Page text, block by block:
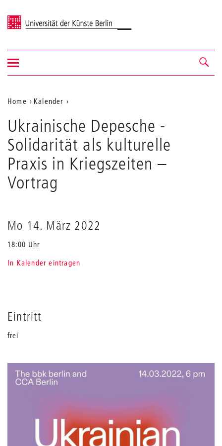
Universität der Künste Berlin
Navigation &
Suche
Navigation
ein-/ausblenden
Aktuelle
Position
auf
der
Webseite
Home
Kalender
Depesche
-
Solidarität
als
kulturelle
Ukrainische Depesche -
Solidarität als kulturelle
Praxis in Kriegszeiten –
Vortrag
Mo 14. März 2022
18:00 Uhr
In Kalender eintragen
Eintritt
frei